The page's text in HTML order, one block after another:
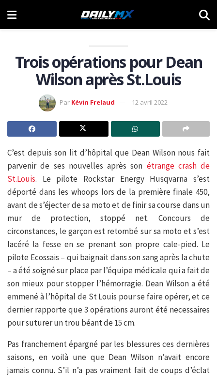
Trois opérations pour Dean
Wilson après St.Louis
Par Kévin Frelaud 12 avril 2022
C’est depuis son lit d’hôpital que Dean Wilson nous fait
parvenir de ses nouvelles après son étrange crash de
St.Louis. Le pilote Rockstar Energy Husqvarna s’est
déporté dans les whoops lors de la première finale 450,
avant de s’éjecter de sa moto et de finir sa course dans un
mur de protection, stoppé net. Concours de
circonstances, le garçon est retombé sur sa moto et s’est
lacéré la fesse en se prenant son propre cale-pied. Le
pilote Ecossais – qui baignait dans son sang après la chute
– a été soigné sur place par l’équipe médicale qui a fait de
son mieux pour stopper l’hémorragie. Dean Wilson a été
emmené à l’hôpital de St Louis pour se faire opérer, et ce
dernier rapporte que 3 opérations auront été necessaires
pour suturer un trou béant de 15 cm.
Pas franchement épargné par les blessures ces dernières
saisons, en voilà une que Dean Wilson n’avait encore
jamais connu. S’il n’a pas vraiment fait de coups d’éclat